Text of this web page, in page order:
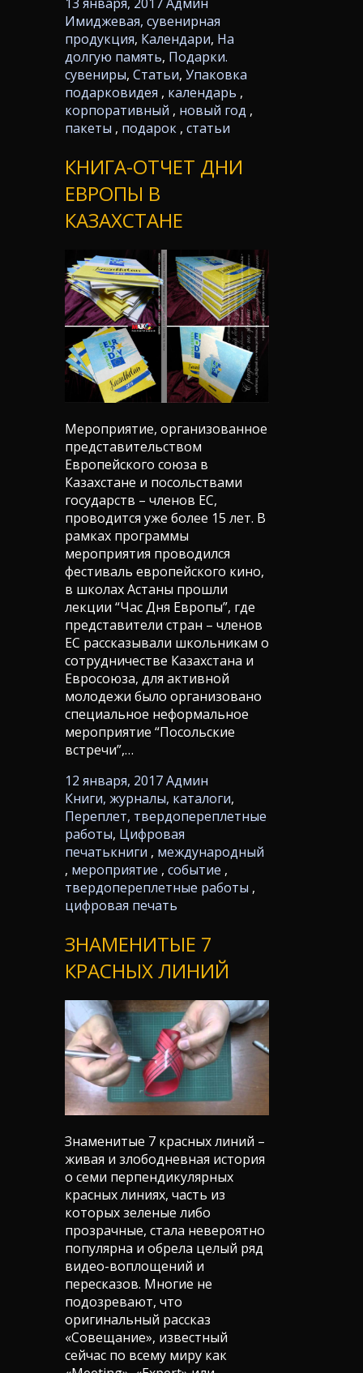
Имиджевая, сувенирная
продукция, Календари, На
долгую память, Подарки.
сувениры, Статьи, Упаковка
подарковидея , календарь ,
корпоративный , новый год ,
пакеты , подарок, статьи
КНИГА-ОТЧЕТ ДНИ
ЕВРОПЫ В
КАЗАХСТАНЕ
Мероприятие, организованное
представительством
Европейского союза в
Казахстане и посольствами
государств – членов ЕС,
проводится уже более 15 лет. В
рамках программы
мероприятия проводился
фестиваль европейского кино,
в школах Астаны прошли
лекции “Час Дня Европы”, где
представители стран – членов
ЕС рассказывали школьникам о
сотрудничестве Казахстана и
Евросоюза, для активной
молодежи было организовано
специальное неформальное
мероприятие “Посольские
встречи”,…
12 января, 2017 Админ
Книги, журналы, каталоги,
Переплет, твердопереплетные
работы, Цифровая
печатькниги , международный
, мероприятие , событие ,
твердопереплетные работы ,
цифровая печать
ЗНАМЕНИТЫЕ 7
КРАСНЫХ ЛИНИЙ
Знаменитые 7 красных линий –
живая и злободневная история
о семи перпендикулярных
красных линиях, часть из
которых зеленые либо
прозрачные, стала невероятно
популярна и обрела целый ряд
видео-воплощений и
пересказов. Многие не
подозревают, что
оригинальный рассказ
«Совещание», известный
сейчас по всему миру как